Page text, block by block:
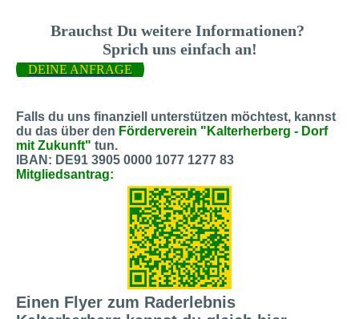
Brauchst Du weitere Informationen?
Sprich uns einfach an!
DEINE ANFRAGE
Falls du uns finanziell unterstützen möchtest, kannst
du das über den Förderverein "Kalterherberg - Dorf
mit Zukunft" tun.
IBAN: DE91 3905 0000 1077 1277 83
Mitgliedsantrag:
Einen Flyer zum Raderlebnis